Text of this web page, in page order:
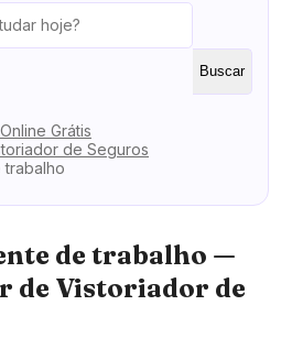
Buscar
Grátis
de Seguros
trabalho
de trabalho —
de Vistoriador de